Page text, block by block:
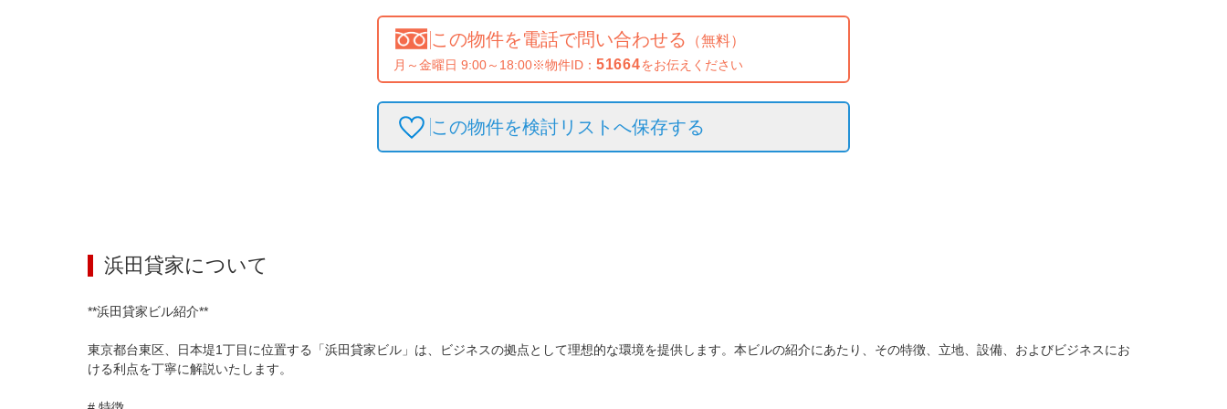
この物件を電話で問い合わせる （無料）
月～金曜日 9:00～18:00※物件ID： 51664をお伝えください
この物件を検討リストへ保存する
浜田貸家について
**浜田貸家ビル紹介**
東京都台東区、日本堤1丁目に位置する「浜田貸家ビル」は、ビジネスの拠点として理想的な環境を提供します。本ビルの紹介にあたり、その特徴、立地、設備、およびビジネスにお
ける利点を丁寧に解説いたします。